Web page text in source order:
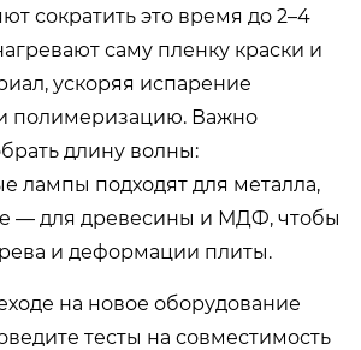
сократить это время до 2–4
саму пленку краски и
ускоряя испарение
полимеризацию. Важно
длину волны:
лампы подходят для металла,
— для древесины и МДФ, чтобы
и деформации плиты.
на новое оборудование
тесты на совместимость